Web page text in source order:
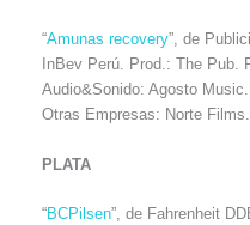
“Amunas recovery”, de
InBev Perú. Prod.: The Pub.
Audio&Sonido: Agosto
Otras Empresas: Norte
PLATA
“BCPilsen”, de Fahrenheit